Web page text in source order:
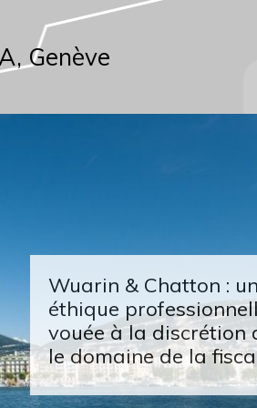
Genève
Wuarin & Chatton :
éthique
vouée à la discrétion
le domaine de la